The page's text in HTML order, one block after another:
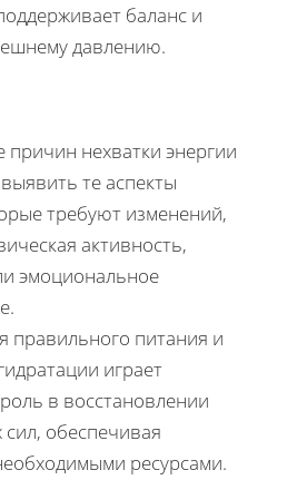
баланс и
давлению.
нехватки энергии
те аспекты
требуют изменений,
активность,
эмоциональное
правильного питания и
играет
в восстановлении
обеспечивая
ресурсами.